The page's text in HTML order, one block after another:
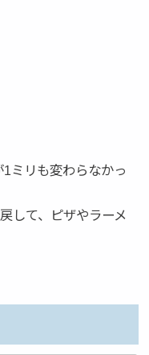
ミリも変わらなかっ
して、ピザやラーメ